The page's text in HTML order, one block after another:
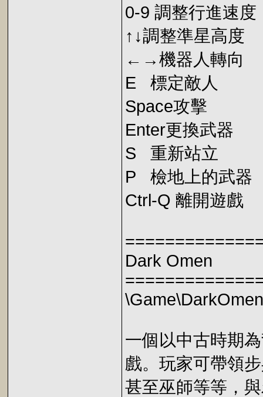
0-9 調整行進速度
↑↓調整準星高度
←→機器人轉向
E 標定敵人
Space攻擊
Enter更換武器
S 重新站立
P 檢地上的武器
Ctrl-Q 離開遊戲
Dark Omen
\Game\DarkOmen
一個以中古時期
戲。玩家可帶領
甚至巫師等等，